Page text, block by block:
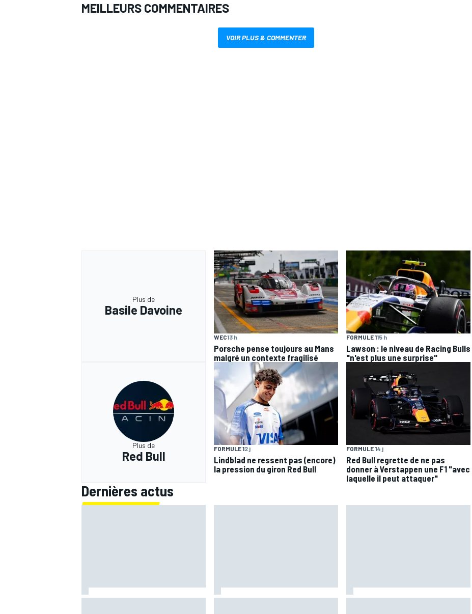
MEILLEURS COMMENTAIRES
VOIR PLUS & COMMENTER
Plus de
Basile Davoine
WEC13 h
Porsche pense toujours au Mans
malgré un contexte fragilisé
FORMULE 115 h
Lawson : le niveau de Racing Bulls
"n'est plus une surprise"
Plus de
Red Bull
FORMULE 12 j
Lindblad ne ressent pas (encore)
la pression du giron Red Bull
FORMULE 14 j
Red Bull regrette de ne pas
donner à Verstappen une F1 "avec
laquelle il peut attaquer"
Dernières actus